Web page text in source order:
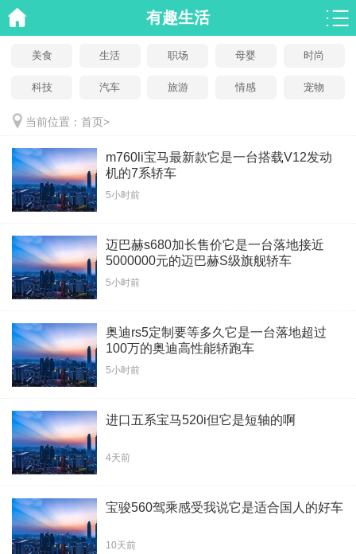
有趣生活
美食 生活 职场 母婴 时尚
科技 汽车 旅游 情感 宠物
当前位置： 首页>
m760li宝马最新款它是一台搭载V12发动
机的7系轿车
5小时前
迈巴赫s680加长售价它是一台落地接近
5000000元的迈巴赫S级旗舰轿车
5小时前
奥迪rs5定制要等多久它是一台落地超过
100万的奥迪高性能轿跑车
5小时前
进口五系宝马520i但它是短轴的啊
4天前
宝骏560驾乘感受我说它是适合国人的好车
10天前